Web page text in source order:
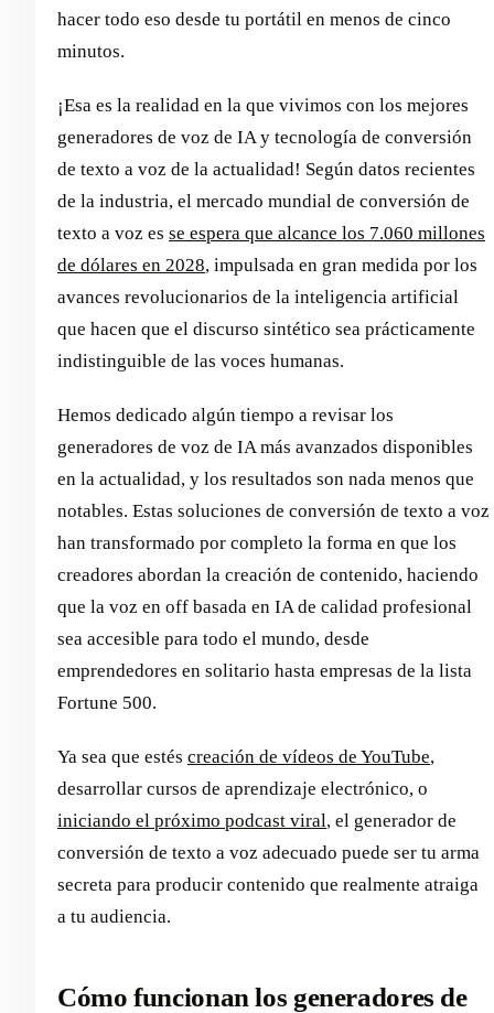
hacer todo eso desde tu portátil en menos de cinco
minutos.
¡Esa es la realidad en la que vivimos con los mejores
generadores de voz de IA y tecnología de conversión
de texto a voz de la actualidad! Según datos recientes
de la industria, el mercado mundial de conversión de
texto a voz es se espera que alcance los 7.060 millones
de dólares en 2028, impulsada en gran medida por los
avances revolucionarios de la inteligencia artificial
que hacen que el discurso sintético sea prácticamente
indistinguible de las voces humanas.
Hemos dedicado algún tiempo a revisar los
generadores de voz de IA más avanzados disponibles
en la actualidad, y los resultados son nada menos que
notables. Estas soluciones de conversión de texto a voz
han transformado por completo la forma en que los
creadores abordan la creación de contenido, haciendo
que la voz en off basada en IA de calidad profesional
sea accesible para todo el mundo, desde
emprendedores en solitario hasta empresas de la lista
Fortune 500.
Ya sea que estés creación de vídeos de YouTube,
desarrollar cursos de aprendizaje electrónico, o
iniciando el próximo podcast viral, el generador de
conversión de texto a voz adecuado puede ser tu arma
secreta para producir contenido que realmente atraiga
a tu audiencia.
Cómo funcionan los generadores de